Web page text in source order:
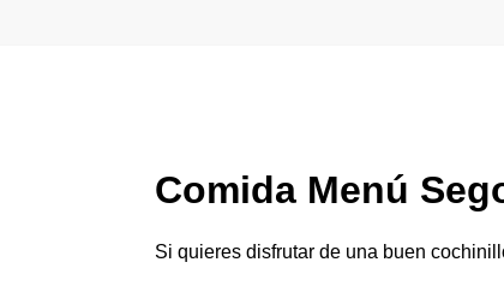
Comida Menú
Si quieres disfrutar de una buen